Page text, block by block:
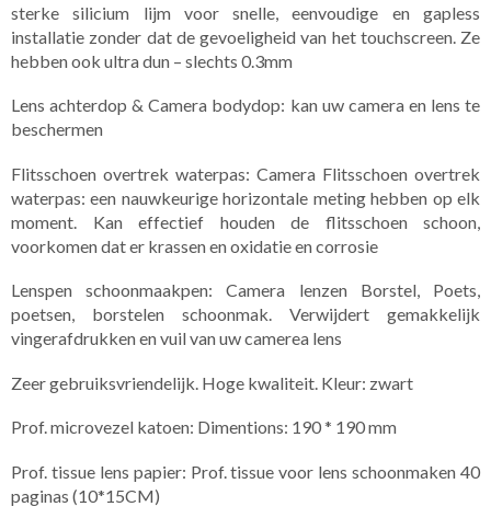
sterke silicium lijm voor snelle, eenvoudige en gapless
installatie zonder dat de gevoeligheid van het touchscreen. Ze
hebben ook ultra dun – slechts 0.3mm
Lens achterdop & Camera bodydop: kan uw camera en lens te
beschermen
Flitsschoen overtrek waterpas: Camera Flitsschoen overtrek
waterpas: een nauwkeurige horizontale meting hebben op elk
moment. Kan effectief houden de flitsschoen schoon,
voorkomen dat er krassen en oxidatie en corrosie
Lenspen schoonmaakpen: Camera lenzen Borstel, Poets,
poetsen, borstelen schoonmak. Verwijdert gemakkelijk
vingerafdrukken en vuil van uw camerea lens
Zeer gebruiksvriendelijk. Hoge kwaliteit. Kleur: zwart
Prof. microvezel katoen: Dimentions: 190 * 190 mm
Prof. tissue lens papier: Prof. tissue voor lens schoonmaken 40
paginas (10*15CM)